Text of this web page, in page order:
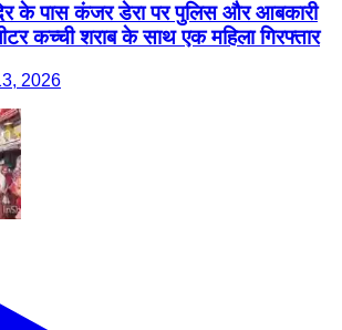
के पास कंजर डेरा पर पुलिस और आबकारी
कच्ची शराब के साथ एक महिला गिरफ्तार
2026